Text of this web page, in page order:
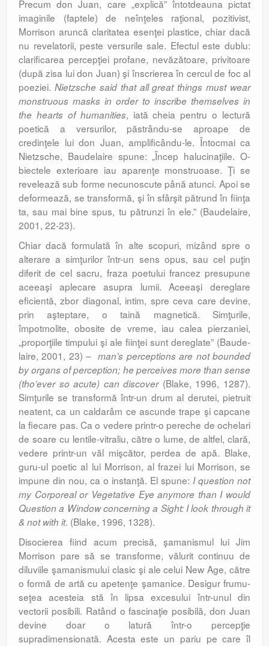
Precum don Juan, care „expli­că” întotdeauna pictat
imaginile (faptele) de neînţeles raţional, pozitivist,
Morrison arun­că claritatea esenţei plastice, chiar dacă
nu revelatorii, peste versurile sale. Efectul este dublu:
clarificarea percepţiei profane, nevă­ză­toare, privitoare
(după zisa lui don Juan) şi înscrierea în cercul de foc al
poeziei. Nietzsche said that all great things must wear
monstruous masks in order to inscribe themselves in
the hearts of humanities, iată cheia pentru o lectură
poetică a versurilor, păstrându-se aproape de
credinţele lui don Juan, amplificându-le. Întocmai ca
Nietzsche, Baudelaire spune: „Încep halucinaţiile. O­
biec­tele exterioare iau aparenţe monstruoa­se. Ţi se
revelează sub forme necunoscute până atunci. Apoi se
deformează, se trans­formă, şi în sfârşit pătrund în fiinţa
ta, sau mai bine spus, tu pătrunzi în ele.” (Baude­laire,
2001, 22-23).
Chiar dacă formulată în alte scopuri, mizând spre o
alterare a simţurilor într-un sens opus, sau cel puţin
diferit de cel sacru, fraza poetului francez presupune
aceeaşi aplecare asupra lumii. Aceeaşi dereglare
eficientă, zbor diagonal, intim, spre ceva care devine,
prin aşteptare, o taină magne­tică. Simţurile,
împotmolite, obosite de vre­me, iau calea pierzaniei,
„proporţiile tim­pului şi ale fiinţei sunt dereglate” (Baude­
laire, 2001, 23) –man’s perceptions are not bounded
by organs of perception; he perceives more than sense
(tho’ever so acute) can discover(Blake, 1996, 1287).
Simţurile se transformă într-un drum al derutei, pietruit
neatent, ca un caldarâm ce ascunde trape şi capcane
la fiecare pas. Ca o vedere printr-o pereche de oche­lari
de soare cu lentile-vitraliu, către o lume, de altfel, clară,
ve­dere printr-un văl mişcător, perdea de apă. Blake,
guru-ul poetic al lui Morrison, al frazei lui Morri­son, se
impune din nou, ca o instanţă. El spune: I question not
my Corporeal or Vegetative Eye anymore than I would
Question a Window concerning a Sight: I look through it
& not with it. (Blake, 1996, 1328).
Disocierea fiind acum precisă, şamanis­mul lui Jim
Morrison pare să se transforme, vălurit continuu de
diluviile şamanismului clasic şi ale celui New Age, către
o formă de artă cu apetenţe şamanice. Desigur fru­mu­
seţea acesteia stă în lipsa excesului într-unul din
vectorii posibili. Ratând o fasci­naţie posibilă, don Juan
devine doar o latură într-o percepţie
supradimensionată. Acesta este un pariu pe care îl